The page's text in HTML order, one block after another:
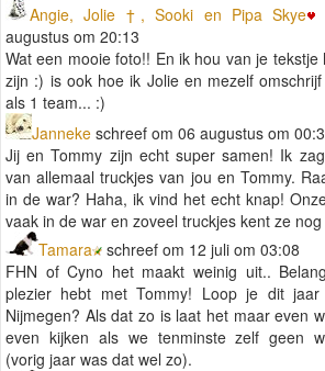
Angie, Jolie †, Sooki en Pipa Skye
augustus om 20:13
Wat een mooie foto!! En ik hou van je tekstje
zijn :) is ook hoe ik Jolie en mezelf
als 1 team... :)
Janneke schreef om 06 augustus om
Jij en Tommy zijn echt super samen! Ik
van allemaal truckjes van jou en Tommy.
in de war? Haha, ik vind het echt knap!
vaak in de war en zoveel truckjes kent ze
Tamara
schreef om 12 juli om 03:08
FHN of Cyno het maakt weinig uit..
plezier hebt met Tommy! Loop je dit
Nijmegen? Als dat zo is laat het maar even
even kijken als we tenminste zelf geen
(vorig jaar was dat wel zo).